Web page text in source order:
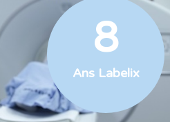
8
Ans Labelix